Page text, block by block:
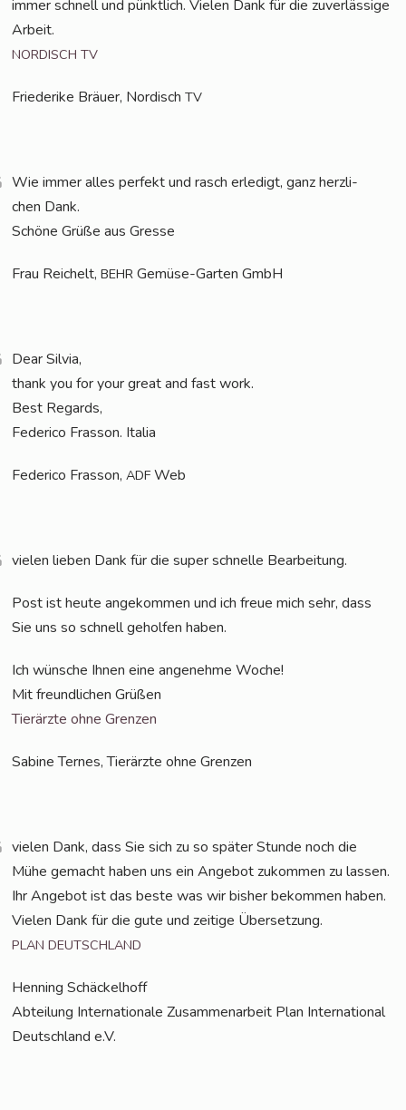
immer schnell und pünkt­lich. Vie­len Dank für die zuver­läs­si­ge
Arbeit.
NORDISCH TV
Frie­de­ri­ke Bräu­er, Nor­dischTV
Wie immer alles per­fekt und rasch erle­digt, ganz herz­li­
chen Dank.
Schö­ne Grü­ße aus Gresse
Frau Rei­chelt,BEHR Gemü­se-Gar­ten GmbH
Dear Sil­via,
thank you for your gre­at and fast work.
Best Regards,
Feder­i­co Fras­son. Italia
Feder­i­co Fras­son,ADF Web
vie­len lie­ben Dank für die super schnel­le Bearbeitung.
Post ist heu­te ange­kom­men und ich freue mich sehr, dass
Sie uns so schnell gehol­fen haben.
Ich wün­sche Ihnen eine ange­neh­me Woche!
Mit freund­li­chen Grüßen
Tier­ärz­te ohne Grenzen
Sabi­ne Ter­nes, Tier­ärz­te ohne Grenzen
vie­len Dank, dass Sie sich zu so spä­ter Stun­de noch die
Mühe gemacht haben uns ein Ange­bot zukom­men zu las­sen.
Ihr Ange­bot ist das bes­te was wir bis­her bekom­men haben.
Vie­len Dank für die gute und zei­tige Übersetzung.
PLAN DEUTSCHLAND
Hen­ning Schäckelhoff
Abtei­lung Inter­na­tio­nale Zusam­men­ar­beit Plan Inter­na­tio­nal
Deutsch­land e.V.